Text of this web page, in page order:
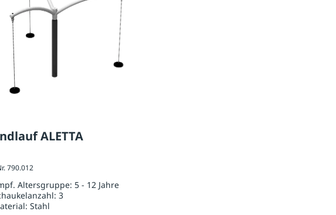
ALETTA
790.012
Altersgruppe: 5 - 12 Jahre
3
Stahl